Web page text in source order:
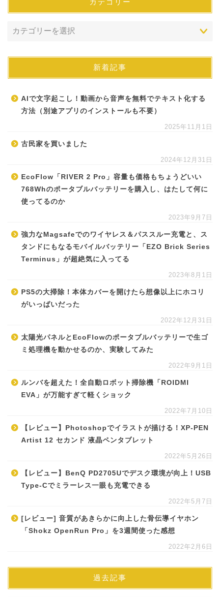
新着記事
AIで文字起こし！動画から音声を無料でテキスト化する
方法（別途アプリのインストールも不要）
2025年11月1日
古民家を買いました
2024年12月31日
EcoFlow「RIVER 2 Pro」容量も価格もちょうどいい
768Whのポータブルバッテリーを購入し、はたして何に
使ってるのか
2023年9月7日
強力なMagsafeでのワイヤレス＆パススルー充電と、ス
タンドにもなるモバイルバッテリー「EZO Brick Series
Terminus」が超絶気に入ってる
2023年8月1日
PS5の大掃除！本体カバーを開けたら想像以上にホコリ
がいっぱいだった
2022年12月31日
太陽光パネルとEcoFlowのポータブルバッテリーで生ゴ
ミ処理機を動かせるのか、実験してみた
2022年9月1日
ルンバを超えた！全自動ロボット掃除機「ROIDMI
EVA」が万能すぎて軽くショック
2022年7月10日
【レビュー】Photoshopでイラストが描ける！XP-PEN
Artist 12 セカンド 液晶ペンタブレット
2022年5月26日
【レビュー】BenQ PD2705Uでデスク環境が向上！USB
Type-Cでミラーレス一眼も充電できる
2022年5月7日
[レビュー] 音質があきらかに向上した骨伝導イヤホン
「Shokz OpenRun Pro」を3週間使った感想
2022年2月6日
過去記事